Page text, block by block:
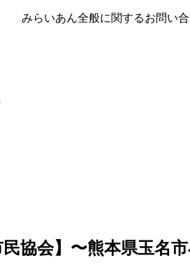
みらいあん全般に関するお問い
協会】〜熊本県玉名